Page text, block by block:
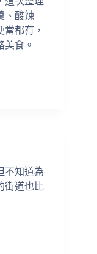
、酸辣
都有，
美食。
不知道為
街道也比